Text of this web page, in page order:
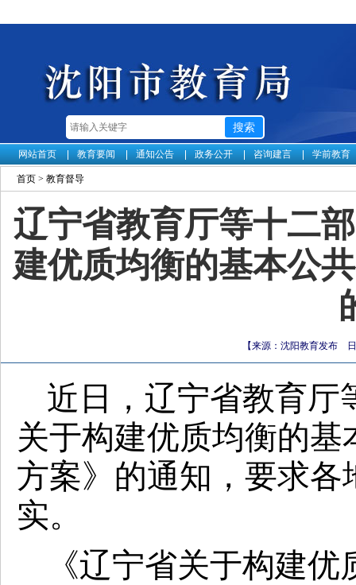
网站首页 教育要闻 通知公告 政务公开 咨询建言 学前教育
首页 > 教育督导
辽宁省教育厅等十二
建优质均衡的基本公
【来源：沈阳教育发布
近日，辽宁省教育厅
关于构建优质均衡的
方案》的通知，要求
实。
《辽宁省关于构建